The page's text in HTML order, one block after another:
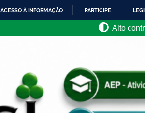
ACESSO À INFORMAÇÃO PARTICIPE
Alto